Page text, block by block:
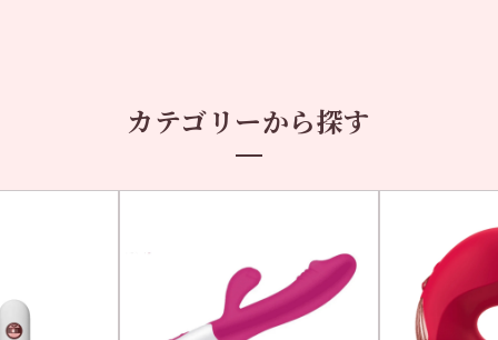
カテゴリーから探す